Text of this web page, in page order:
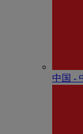
中国 -